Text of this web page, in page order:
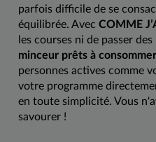
parfois difficile de se
équilibrée. Avec COMME
les courses ni de passer
minceur prêts à consommer
personnes actives comme
votre programme
en toute simplicité. Vous
savourer !